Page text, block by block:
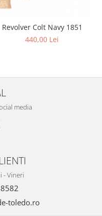
Revolver Colt Navy 1851
440,00 Lei
media
- Vineri
toledo.ro